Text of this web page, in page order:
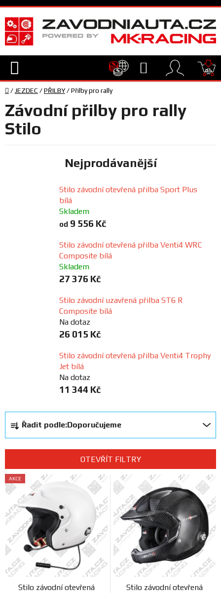
Přejít
na
obsah
Hledat
TECHNIKA
VYBAVENÍ
a
katalogy
Prodejny
Domů
/ JEZDEC /PŘILBY/Přilby pro rally
Závodní přilby pro rally
Stilo
Nejprodávanější
Stilo závodní otevřená přilba Sport Plus
bílá
Skladem
od 9 556 Kč
Stilo závodní otevřená přilba Venti4 WRC
Composite bílá
Skladem
27 376 Kč
Stilo závodní uzavřená přilba ST6 R
Composite bílá
Na dotaz
26 015 Kč
Stilo závodní otevřená přilba Venti4 Trophy
Jet bílá
Na dotaz
11 344 Kč
a
z
n
í
p
r
o
u
k
t
Řadit podle:Doporučujeme
OTEVŘÍT FILTRY
V
ý
i
s
p
r
o
d
AKCE
Stilo závodní otevřená
Stilo závodní otevřená